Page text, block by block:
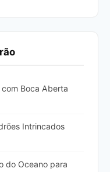
Boca Aberta
Intrincados
do Oceano para